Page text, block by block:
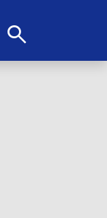
search